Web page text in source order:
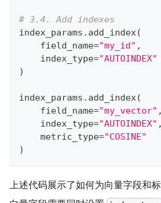
# 3.4. Add indexes
index_params . add_index(
    field_name
="my_id" ,
    index_type
="AUTOINDEX"
)
index_params . add_index(
    field_name
="my_vector" ,
    index_type
="AUTOINDEX" ,
    metric_type
="COSINE"
)
上述代码展示了如何为向量字段和